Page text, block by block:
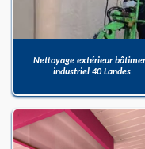
Nettoyage extérieur
industriel 40 Landes